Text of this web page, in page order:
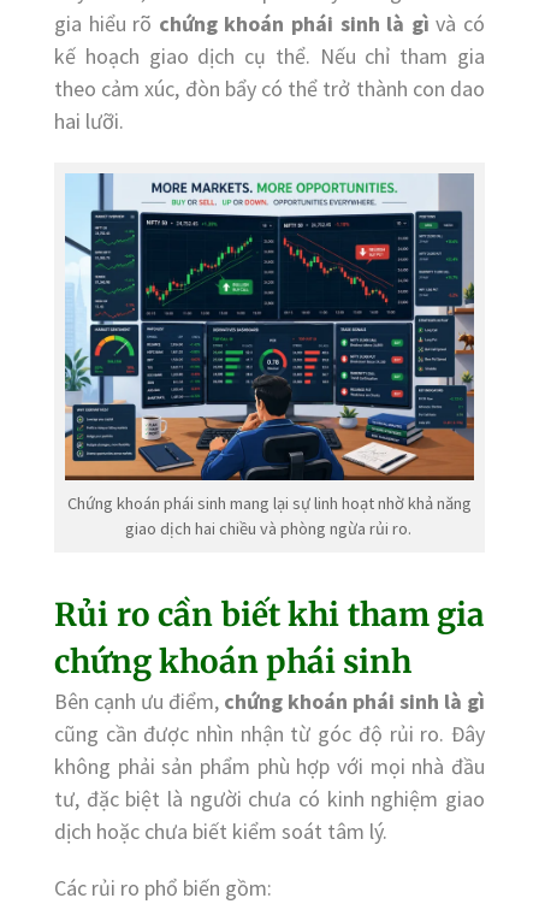
gia hiểu rõ chứng khoán phái sinh là gì và có
kế hoạch giao dịch cụ thể. Nếu chỉ tham gia
theo cảm xúc, đòn bẩy có thể trở thành con dao
hai lưỡi.
Chứng khoán phái sinh mang lại sự linh hoạt nhờ khả năng
giao dịch hai chiều và phòng ngừa rủi ro.
Rủi ro cần biết khi tham gia
chứng khoán phái sinh
Bên cạnh ưu điểm, chứng khoán phái sinh là gì
cũng cần được nhìn nhận từ góc độ rủi ro. Đây
không phải sản phẩm phù hợp với mọi nhà đầu
tư, đặc biệt là người chưa có kinh nghiệm giao
dịch hoặc chưa biết kiểm soát tâm lý.
Các rủi ro phổ biến gồm: